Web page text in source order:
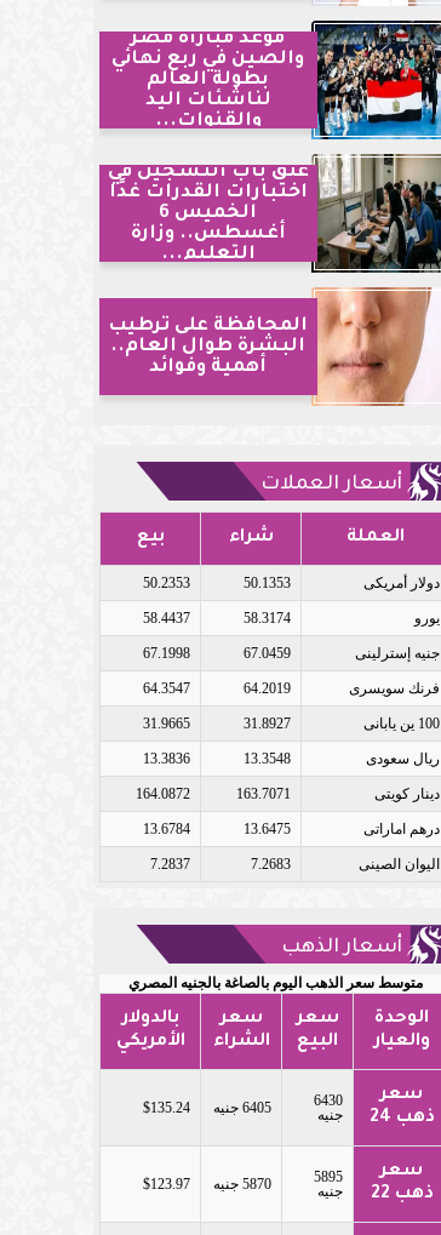
موعد مباراة مصر
والصين في ربع نهائي
بطولة العالم
لناشئات اليد
والقنوات...
غلق باب التسجيل في
اختبارات القدرات غدًا
الخميس 6
أغسطس.. وزارة
التعليم...
المحافظة على ترطيب
البشرة طوال العام..
أهمية وفوائد
أسعار العملات
العملة شراء بيع
دولار أمريكى 50.1353
50.2353
يورو 58.3174
58.4437
جنيه إسترلينى 67.0459
67.1998
فرنك سويسرى 64.2019
64.3547
100 ين يابانى 31.8927
31.9665
ريال سعودى 13.3548
13.3836
دينار كويتى 163.7071
164.0872
درهم اماراتى 13.6475
13.6784
اليوان الصينى 7.2683
7.2837
أسعار الذهب
متوسط سعر الذهب اليوم بالصاغة بالجنيه المصري
الوحدة
والعيار
سعر
البيع
سعر
الشراء
بالدولار
الأمريكي
سعر
ذهب 24
6430
جنيه
6405 جنيه $135.24
سعر
ذهب 22
5895
جنيه
5870 جنيه $123.97